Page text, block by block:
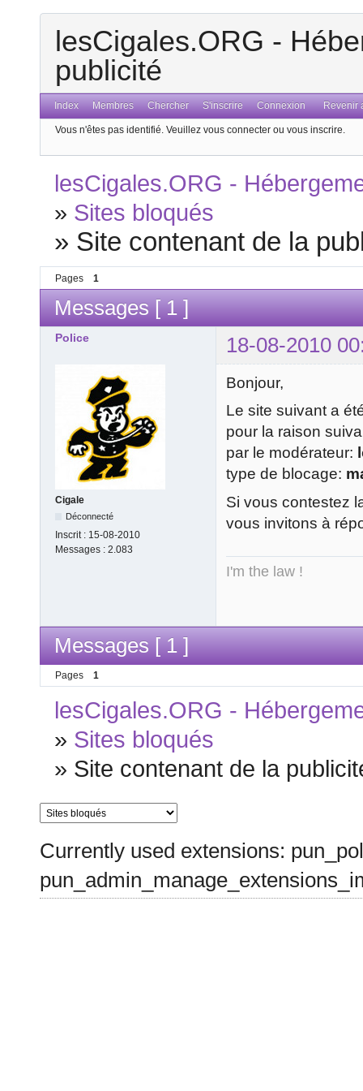
lesCigales.ORG -
publicité
Index Membres Chercher S'inscrire Connexion Revenir
Vous n'êtes pas identifié. Veuillez vous connecter ou vous inscrire.
lesCigales.ORG -
» Sites bloqués
» Site contenant de la
Pages 1
Messages [ 1 ]
Police 18-08-2010
Cigale
Déconnecté
Inscrit : 15-08-2010
Messages : 2.083
Bonjour,
Le site suivant a
pour la raison
par le modérateur:
type de blocage:
Si vous contestez
vous invitons à
I'm the law !
Messages [ 1 ]
Pages 1
lesCigales.ORG -
» Sites bloqués
» Site contenant de la
Currently used extensions: